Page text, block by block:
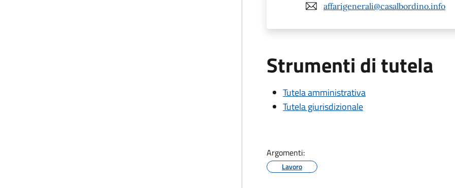
affarigenerali@casalbordino.info
Strumenti di tutela
Tutela amministrativa
Tutela giurisdizionale
Argomenti:
Lavoro